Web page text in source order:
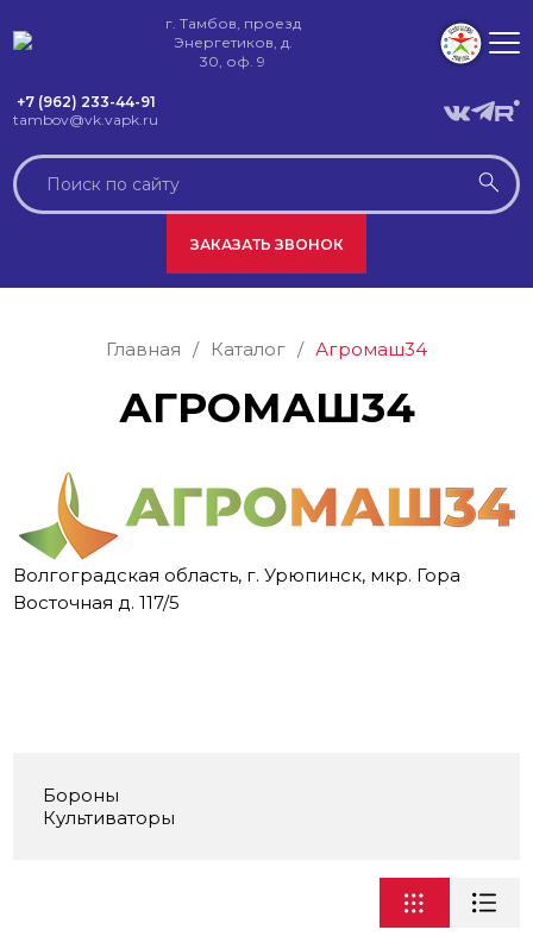
г. Тамбов, проезд
Энергетиков, д.
30, оф. 9
+7 (962) 233-44-91
tambov@vk.vapk.ru
ЗАКАЗАТЬ ЗВОНОК
Главная / Каталог / Агромаш34
АГРОМАШ34
Волгоградская область, г. Урюпинск, мкр. Гора
Восточная д. 117/5
Бороны
Культиваторы